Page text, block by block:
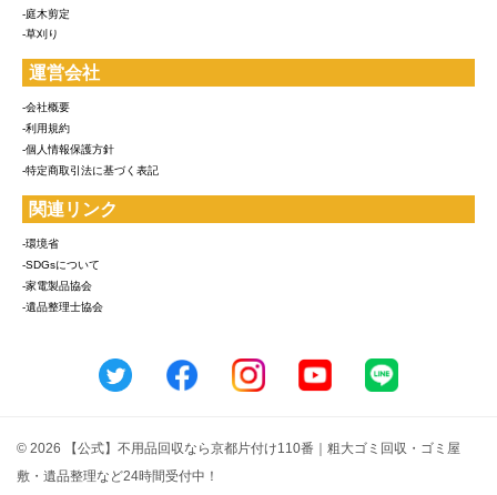
-庭木剪定
-草刈り
運営会社
-会社概要
-利用規約
-個人情報保護方針
-特定商取引法に基づく表記
関連リンク
-環境省
-SDGsについて
-家電製品協会
-遺品整理士協会
© 2026 【公式】不用品回収なら京都片付け110番｜粗大ゴミ回収・ゴミ屋
敷・遺品整理など24時間受付中！